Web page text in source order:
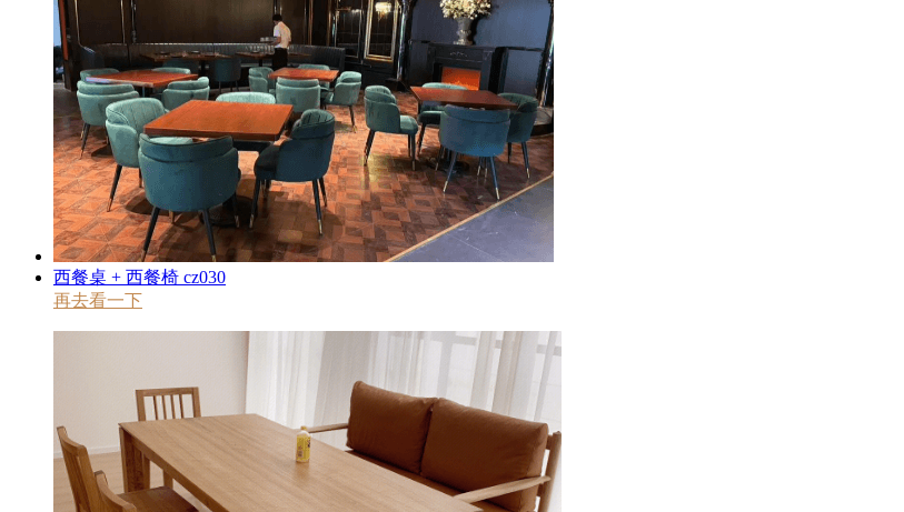
西餐桌 + 西餐椅 cz030
再去看一下